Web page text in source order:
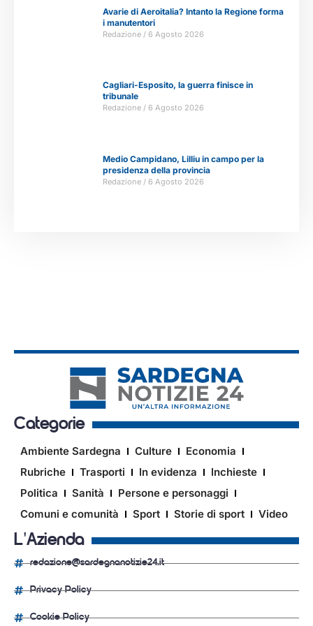
Avarie di Aeroitalia? Intanto la Regione forma
i manutentori
Redazione 6 Agosto 2026
Cagliari-Esposito, la guerra finisce in
tribunale
Redazione 6 Agosto 2026
Medio Campidano, Lilliu in campo per la
presidenza della provincia
Redazione 6 Agosto 2026
Categorie
Ambiente Sardegna Culture
Economia
Rubriche
Trasporti In evidenza
Inchieste
Politica
Sanità
Persone e personaggi
Comuni e comunità
Sport Storie di sport Video
L'Azienda
redazione@sardegnanotizie24.it
Privacy Policy
Cookie Policy